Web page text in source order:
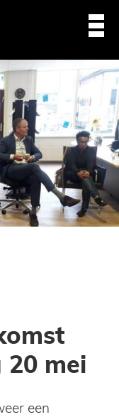
mei
een